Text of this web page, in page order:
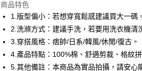
LINE Pay
Apple Pay
街口支付
商品特色
1.版型偏小：若想穿寬鬆感建議買大一碼。
2.洗滌方式：建議手洗，若要用洗衣機清
3.穿搭風格：痞帥/日系/韓風/休閒/復古。
4.產品特點：100%棉、舒適剪裁、格紋拼
5.其他備註：本商品為實品拍攝，請安心